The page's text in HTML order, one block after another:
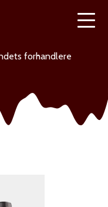
forhandlere